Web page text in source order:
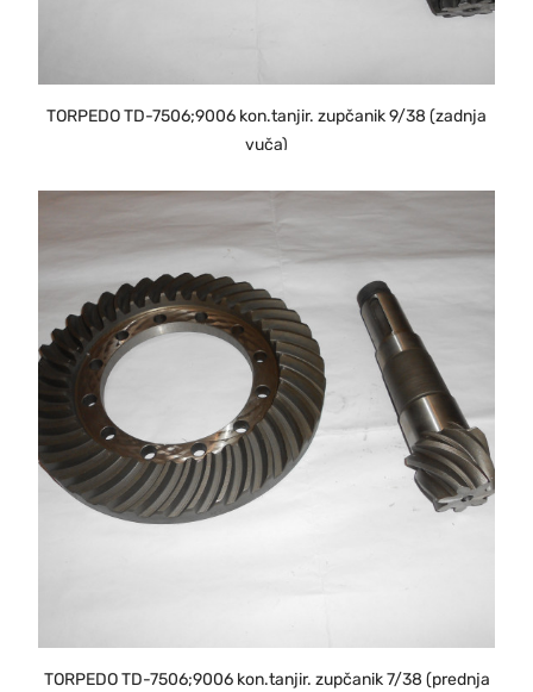
TORPEDO TD-7506;9006 kon.tanjir. zupčanik 9/38 (zadnja
vuča)
TORPEDO TD-7506;9006 kon.tanjir. zupčanik 7/38 (prednja